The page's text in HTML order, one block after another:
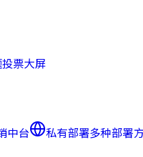
投票大屏
中台 私有部署多种部署